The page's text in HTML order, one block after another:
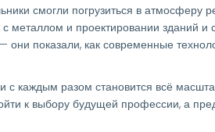
смогли погрузиться в атмосферу
с металлом и проектировании зданий
они показали, как современные
с каждым разом становится всё
к выбору будущей профессии, а